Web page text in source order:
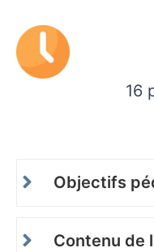
16
Objectifs
Contenu de